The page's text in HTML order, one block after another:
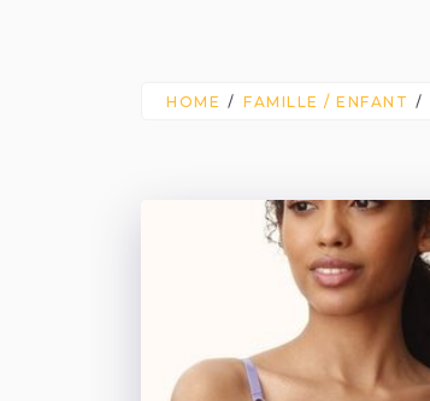
HOME FAMILLE / ENFANT